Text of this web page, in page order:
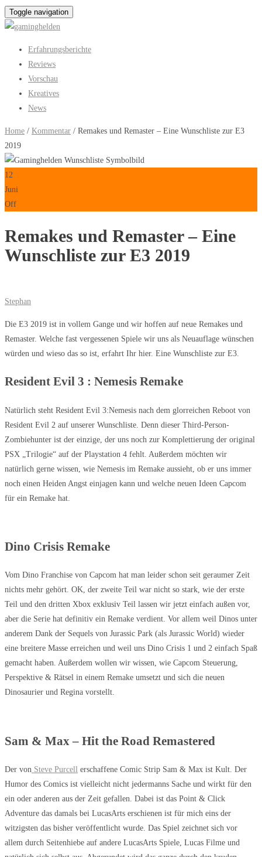
Toggle navigation
Erfahrungsberichte
Reviews
Vorschau
Kreatives
News
Home / Kommentar / Remakes und Remaster – Eine Wunschliste zur E3
2019
12
Juni
Off
Remakes und Remaster – Eine
Wunschliste zur E3 2019
Stephan
Die E3 2019 ist in vollem Gange und wir hoffen auf neue Remakes und
Remaster. Welche fast vergessenen Spiele wir uns als Neuauflage wünschen
würden und wieso das so ist, erfahrt Ihr hier. Eine Wunschliste zur E3.
Resident Evil 3 : Nemesis Remake
Natürlich steht Resident Evil 3:Nemesis nach dem glorreichen Reboot von
Resident Evil 2 auf unserer Wunschliste. Denn dieser Third-Person-
Zombiehunter ist der einzige, der uns noch zur Komplettierung der original
PSX „Trilogie“ auf der Playstation 4 fehlt. Außerdem möchten wir
natürlich gerne wissen, wie Nemesis im Remake aussieht, ob er uns immer
noch einen Heiden Angst einjagen kann und welche neuen Ideen Capcom
für ein Remake hat.
Dino Crisis Remake
Vom Dino Franchise von Capcom hat man leider schon seit geraumer Zeit
nichts mehr gehört. OK, der zweite Teil war nicht so stark, wie der erste
Teil und den dritten Xbox exklusiv Teil lassen wir jetzt einfach außen vor,
aber die Serie hat definitiv ein Remake verdient. Vor allem weil Dinos unter
anderem Dank der Sequels von Jurassic Park (als Jurassic World) wieder
eine breitere Masse erreichen und weil uns Dino Crisis 1 und 2 einfach Spaß
gemacht haben. Außerdem wollen wir wissen, wie Capcom Steuerung,
Perspektive & Rätsel in einem Remake umsetzt und sich die neuen
Dinosaurier und Regina vorstellt.
Sam & Max – Hit the Road Remastered
Der von Steve Purcell erschaffene Comic Strip Sam & Max ist Kult. Der
Humor des Comics ist vielleicht nicht jedermanns Sache und wirkt für den
ein oder anderen aus der Zeit gefallen. Dabei ist das Point & Click
Adventure das damals bei LucasArts erschienen ist für mich eins der
witzigsten das bisher veröffentlicht wurde. Das Spiel zeichnet sich vor
allem durch Seitenhiebe auf andere LucasArts Spiele, Lucas Filme und